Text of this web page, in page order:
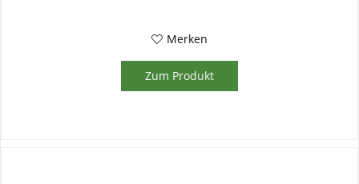
Merken
Zum Produkt